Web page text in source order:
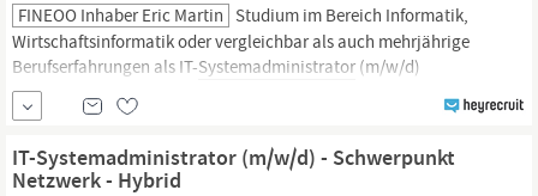
FINEOO Inhaber Eric Martin Studium im Bereich Informatik,
Wirtschaftsinformatik oder vergleichbar als auch mehrjährige
Berufserfahrungen als IT-Systemadministrator (m/w/d)
notwendig. Die Stelle hat Ihr Interesse geweckt? Dann freuen wir
uns auf Ihre Bewerbung! Ihre Aufgaben: - Administration der IT-
Infrastruktur für den gesamten Unternehmensverbund,
IT-Systemadministrator (m/w/d) - Schwerpunkt
Netzwerk - Hybrid